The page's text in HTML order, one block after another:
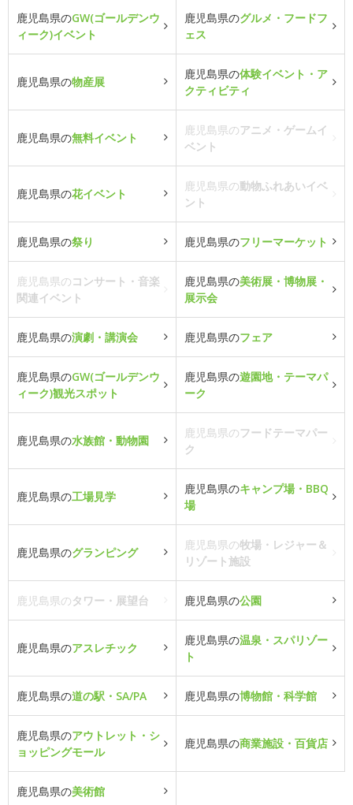
鹿児島県のGW(ゴールデンウ
ィーク)イベント
鹿児島県のグルメ・フードフ
ェス
鹿児島県の物産展
鹿児島県の体験イベント・ア
クティビティ
鹿児島県の無料イベント
鹿児島県のアニメ・ゲームイ
ベント
鹿児島県の花イベント
鹿児島県の動物ふれあいイベ
ント
鹿児島県の祭り 鹿児島県のフリーマーケット
鹿児島県のコンサート・音楽
関連イベント
鹿児島県の美術展・博物展・
展示会
鹿児島県の演劇・講演会 鹿児島県のフェア
鹿児島県のGW(ゴールデンウ
ィーク)観光スポット
鹿児島県の遊園地・テーマパ
ーク
鹿児島県の水族館・動物園
鹿児島県のフードテーマパー
ク
鹿児島県の工場見学
鹿児島県のキャンプ場・BBQ
場
鹿児島県のグランピング
鹿児島県の牧場・レジャー＆
リゾート施設
鹿児島県のタワー・展望台 鹿児島県の公園
鹿児島県のアスレチック
鹿児島県の温泉・スパリゾー
ト
鹿児島県の道の駅・SA/PA 鹿児島県の博物館・科学館
鹿児島県のアウトレット・シ
ョッピングモール
鹿児島県の商業施設・百貨店
鹿児島県の美術館